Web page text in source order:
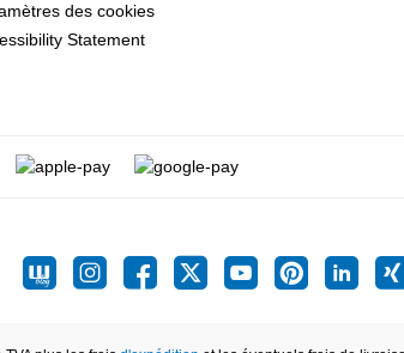
des cookies
Statement